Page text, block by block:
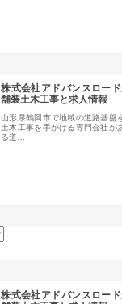
株式会社アドバンスロー
舗装土木工事と求人情報
山形県鶴岡市で地域の道路基盤
土木工事を手がける専門会社が
る道…
株式会社アドバンスロー